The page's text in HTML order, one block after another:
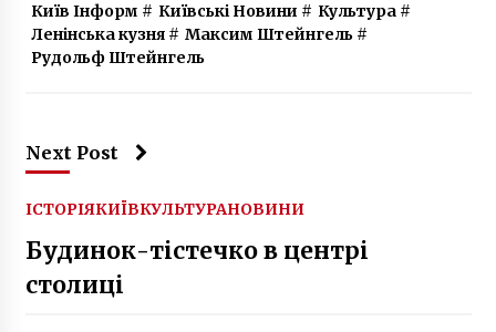
Київ Інформ # Київські Новини # Культура#
Ленінська кузня# Максим Штейнгель#
Рудольф Штейнгель
Next Post
ІСТОРІЯКИЇВКУЛЬТУРАНОВИНИ
Будинок-тістечко в центрі
столиці